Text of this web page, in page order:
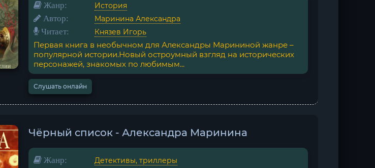
Жанр: История
Автор: Маринина Александра
Читает: Князев Игорь
Первая книга в необычном для Александры Марининой жанре –
популярной истории.Новый остроумный взгляд на исторических
персонажей, знакомых по любимым...
Слушать онлайн
Чёрный список - Александра Маринина
Жанр: Детективы, триллеры